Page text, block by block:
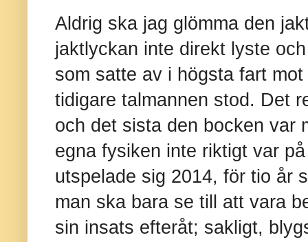
Aldrig ska jag glömma den
jaktlyckan inte direkt lyste
som satte av i högsta fart
tidigare talmannen stod. Det
och det sista den bocken var
egna fysiken inte riktigt var
utspelade sig 2014, för tio år
man ska bara se till att vara
sin insats efteråt; sakligt,